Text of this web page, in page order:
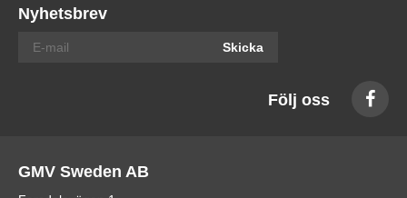
Nyhetsbrev
Skicka
Följ oss
GMV Sweden AB